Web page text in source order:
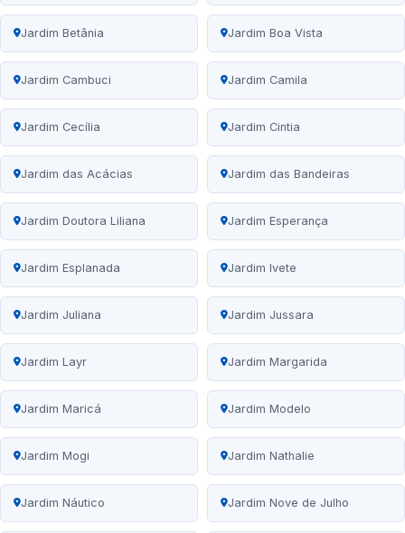
Jardim Betânia Jardim Boa Vista
Jardim Cambuci Jardim Camila
Jardim Cecília Jardim Cintia
Jardim das Acácias Jardim das Bandeiras
Jardim Doutora Liliana Jardim Esperança
Jardim Esplanada Jardim Ivete
Jardim Juliana Jardim Jussara
Jardim Layr Jardim Margarida
Jardim Maricá Jardim Modelo
Jardim Mogi Jardim Nathalie
Jardim Náutico Jardim Nove de Julho